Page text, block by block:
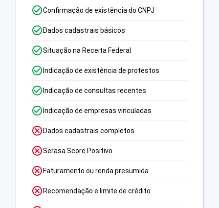
Confirmação de existência do CNPJ
Dados cadastrais básicos
Situação na Receita Federal
Indicação de existência de protestos
Indicação de consultas recentes
Indicação de empresas vinculadas
Dados cadastrais completos
Serasa Score Positivo
Faturamento ou renda presumida
Recomendação e limite de crédito